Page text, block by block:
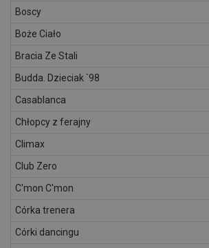
Boscy
Boże Ciało
Bracia Ze Stali
Budda. Dzieciak `98
Casablanca
Chłopcy z ferajny
Climax
Club Zero
C'mon C'mon
Córka trenera
Córki dancingu